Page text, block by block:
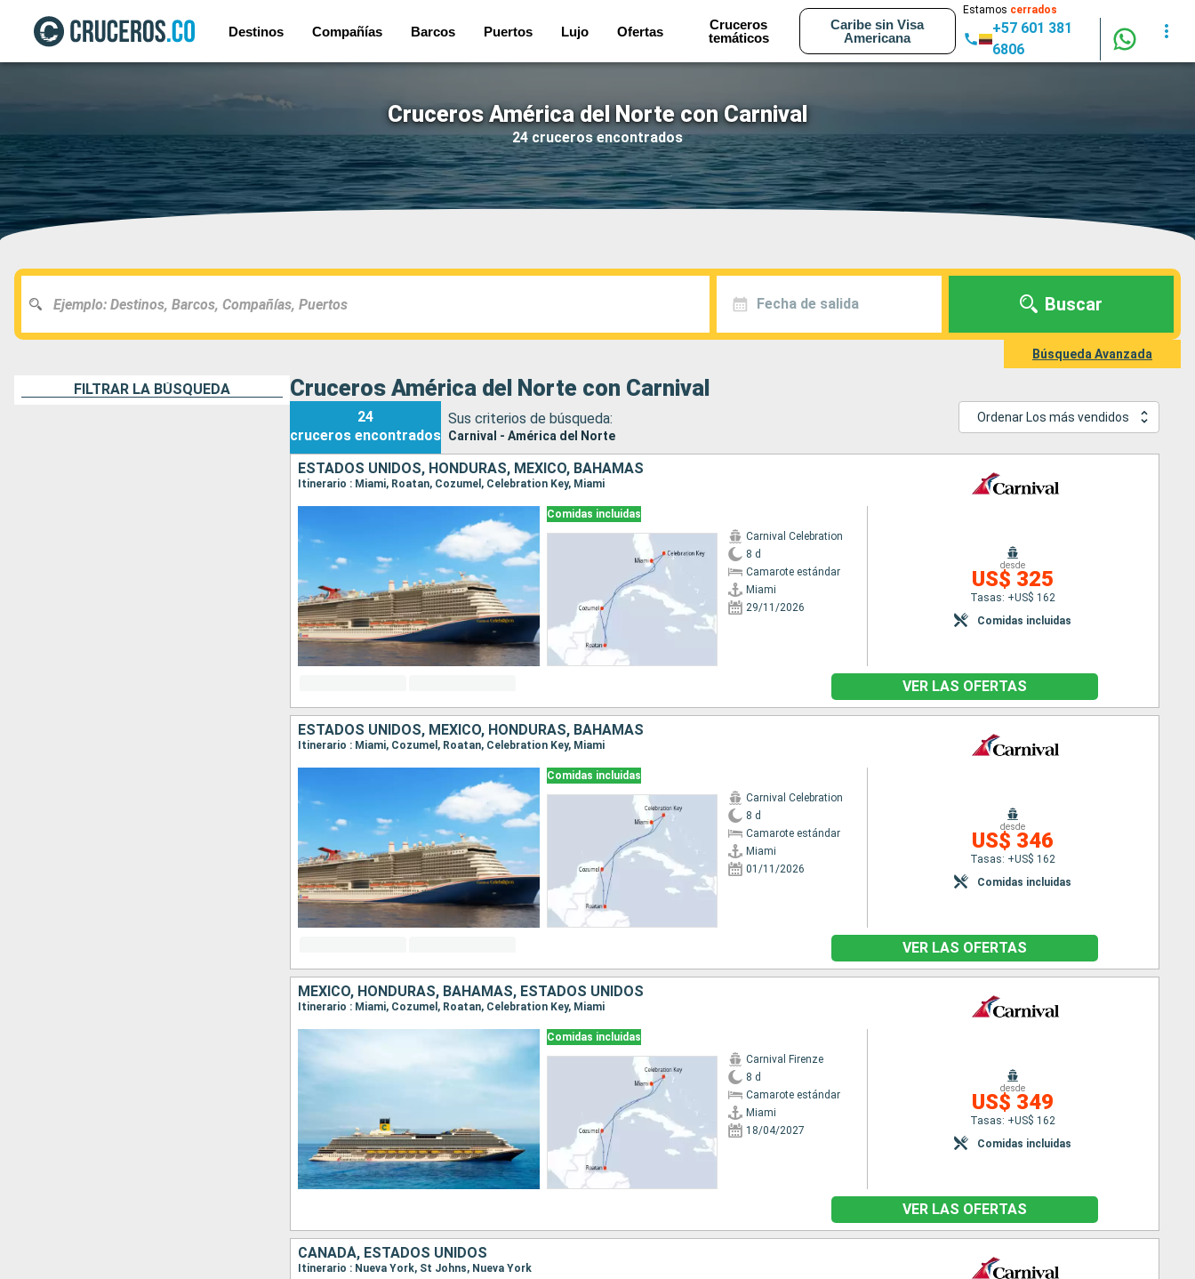
Destinos Compañías Barcos Puertos Lujo Ofertas
Cruceros
temáticos
Caribe sin Visa
Americana
Estamos cerrados
+57 601 381
6806
Cruceros América del Norte con Carnival
24 cruceros encontrados
Fecha de salida Buscar
Búsqueda Avanzada
FILTRAR LA BÚSQUEDA Cruceros América del Norte con Carnival
24
cruceros encontrados
Sus criterios de búsqueda:
Carnival - América del Norte
Ordenar Los más vendidos
ESTADOS UNIDOS, HONDURAS, MÉXICO, BAHAMAS
Itinerario : Miami, Roatan, Cozumel, Celebration Key, Miami
Comidas incluidas
Carnival Celebration
8 d
Camarote estándar
Miami
29/11/2026
desde
US$ 325
Tasas: +US$ 162
Comidas incluidas
VER LAS OFERTAS
ESTADOS UNIDOS, MÉXICO, HONDURAS, BAHAMAS
Itinerario : Miami, Cozumel, Roatan, Celebration Key, Miami
Comidas incluidas
Carnival Celebration
8 d
Camarote estándar
Miami
01/11/2026
desde
US$ 346
Tasas: +US$ 162
Comidas incluidas
VER LAS OFERTAS
MÉXICO, HONDURAS, BAHAMAS, ESTADOS UNIDOS
Itinerario : Miami, Cozumel, Roatan, Celebration Key, Miami
Comidas incluidas
Carnival Firenze
8 d
Camarote estándar
Miami
18/04/2027
desde
US$ 349
Tasas: +US$ 162
Comidas incluidas
VER LAS OFERTAS
CANADÁ, ESTADOS UNIDOS
Itinerario : Nueva York, St Johns, Nueva York